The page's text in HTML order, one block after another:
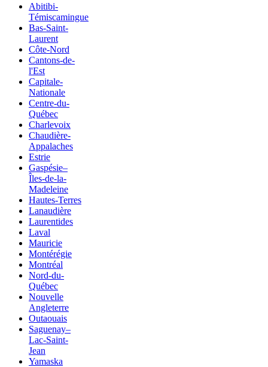
Abitibi-
Témiscamingue
Bas-Saint-
Laurent
Côte-Nord
Cantons-de-
l'Est
Capitale-
Nationale
Centre-du-
Québec
Charlevoix
Chaudière-
Appalaches
Estrie
Gaspésie–
Îles-de-la-
Madeleine
Hautes-Terres
Lanaudière
Laurentides
Laval
Mauricie
Montérégie
Montréal
Nord-du-
Québec
Nouvelle
Angleterre
Outaouais
Saguenay–
Lac-Saint-
Jean
Yamaska